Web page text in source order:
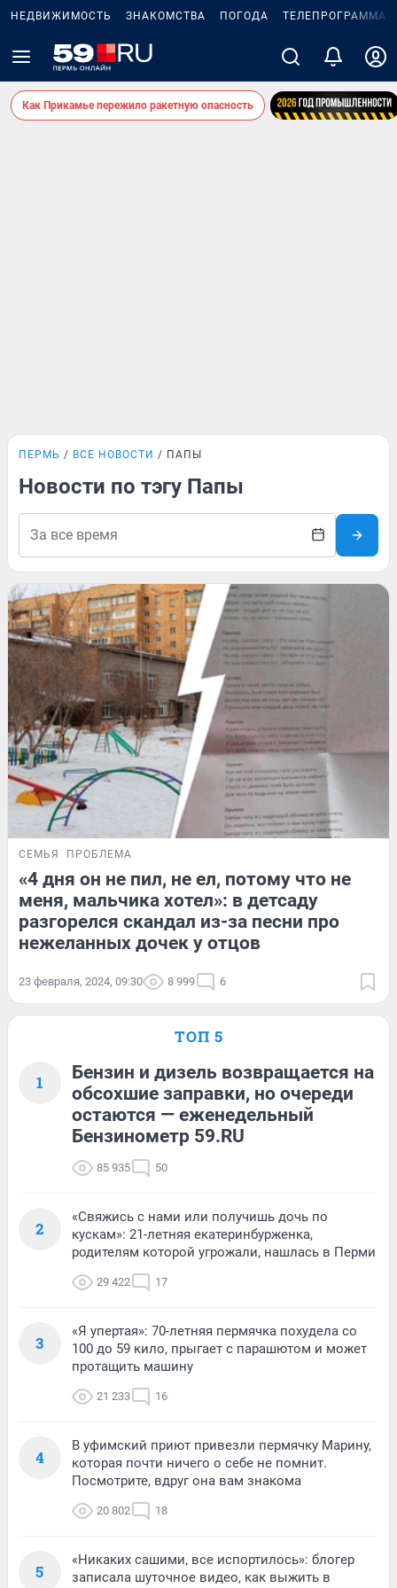
НЕДВИЖИМОСТЬ ЗНАКОМСТВА ПОГОДА ТЕЛЕПРОГРАММА
Как Прикамье пережило ракетную опасность
ПЕРМЬ ВСЕ НОВОСТИ ПАПЫ
Новости по тэгу Папы
СЕМЬЯ ПРОБЛЕМА
«4 дня он не пил, не ел, потому что не
меня, мальчика хотел»: в детсаду
разгорелся скандал из-за песни про
нежеланных дочек у отцов
23 февраля, 2024, 09:30 8 999 6
ТОП 5
1
Бензин и дизель возвращается на
обсохшие заправки, но очереди
остаются — еженедельный
Бензинометр 59.RU
85 935 50
2
«Свяжись с нами или получишь дочь по
кускам»: 21-летняя екатеринбурженка,
родителям которой угрожали, нашлась в Перми
29 422 17
3
«Я упертая»: 70-летняя пермячка похудела со
100 до 59 кило, прыгает с парашютом и может
протащить машину
21 233 16
4
В уфимский приют привезли пермячку Марину,
которая почти ничего о себе не помнит.
Посмотрите, вдруг она вам знакома
20 802 18
5
«Никаких сашими, все испортилось»: блогер
записала шуточное видео, как выжить в